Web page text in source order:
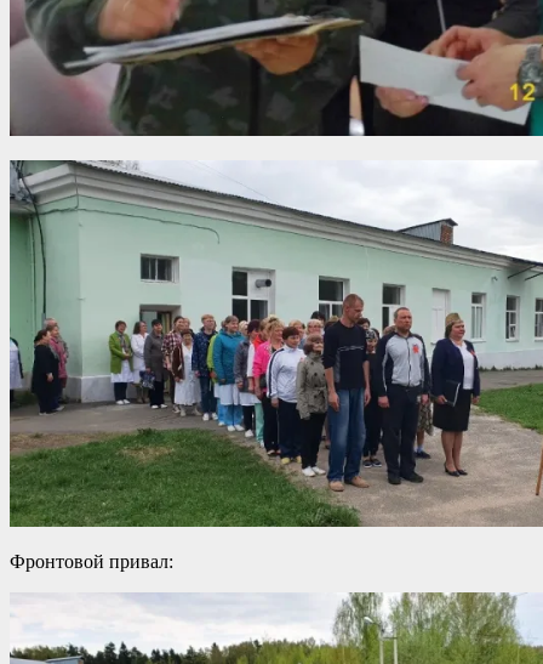
Фронтовой привал: